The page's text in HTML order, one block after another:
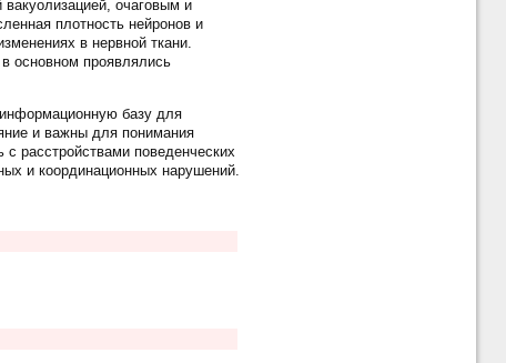
очаговым и
плотность нейронов и
в нервной ткани.
основном проявлялись
базу для
и важны для понимания
расстройствами поведенческих
и координационных нарушений.